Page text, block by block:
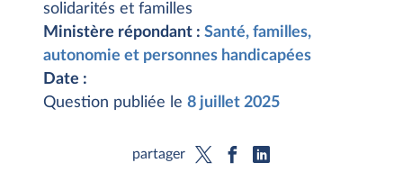
solidarités et familles
Ministère répondant : Santé, familles,
autonomie et personnes handicapées
Date :
Question publiée le 8 juillet 2025
partager